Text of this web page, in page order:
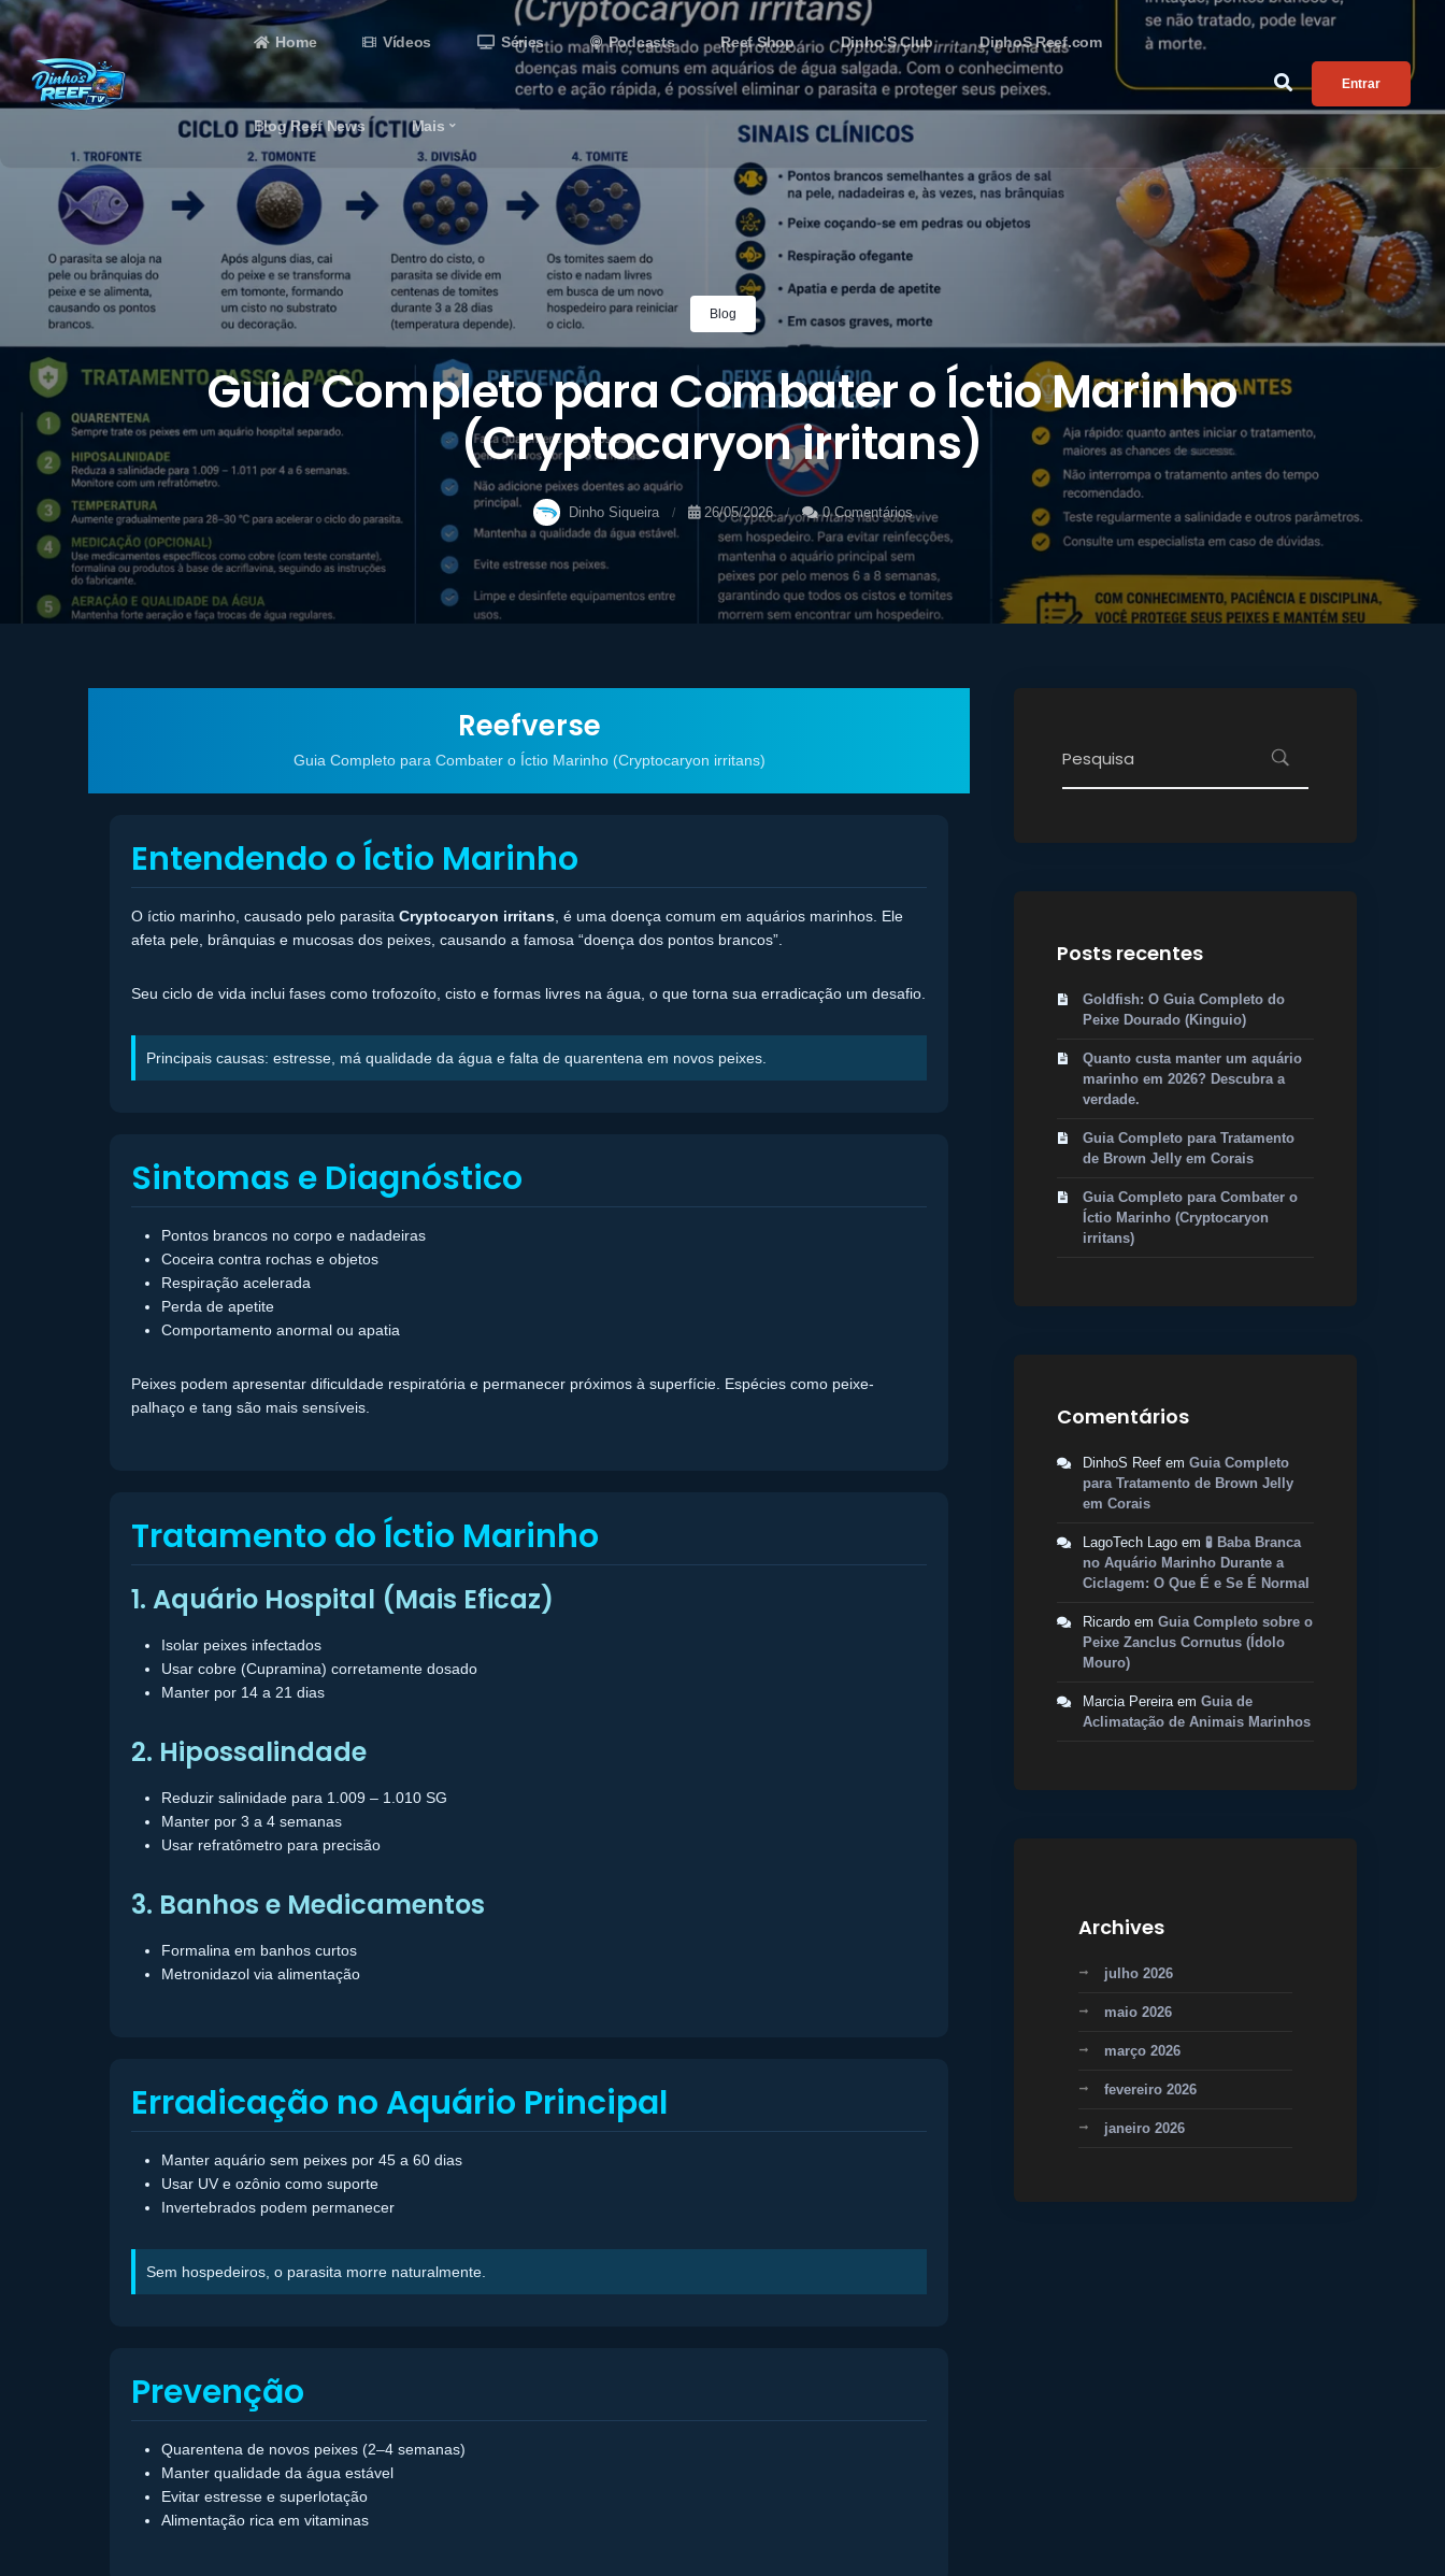
Home Vídeos Séries Podcasts Reef Shop Dinho’S Club DinhoS Reef.com
Blog Reef News Mais
Entrar
Blog
Guia Completo para Combater o Íctio Marinho
(Cryptocaryon irritans)
Dinho Siqueira 26/05/2026 0 Comentários
Reefverse
Guia Completo para Combater o Íctio Marinho (Cryptocaryon irritans)
Entendendo o Íctio Marinho
O íctio marinho, causado pelo parasita Cryptocaryon irritans , é uma doença comum em aquários marinhos. Ele
afeta pele, brânquias e mucosas dos peixes, causando a famosa “doença dos pontos brancos”.
Seu ciclo de vida inclui fases como trofozoíto, cisto e formas livres na água, o que torna sua erradicação um desafio.
Principais causas: estresse, má qualidade da água e falta de quarentena em novos peixes.
Sintomas e Diagnóstico
Pontos brancos no corpo e nadadeiras
Coceira contra rochas e objetos
Respiração acelerada
Perda de apetite
Comportamento anormal ou apatia
Peixes podem apresentar dificuldade respiratória e permanecer próximos à superfície. Espécies como peixe-
palhaço e tang são mais sensíveis.
Tratamento do Íctio Marinho
1. Aquário Hospital (Mais Eficaz)
Isolar peixes infectados
Usar cobre (Cupramina) corretamente dosado
Manter por 14 a 21 dias
2. Hipossalindade
Reduzir salinidade para 1.009 – 1.010 SG
Manter por 3 a 4 semanas
Usar refratômetro para precisão
3. Banhos e Medicamentos
Formalina em banhos curtos
Metronidazol via alimentação
Erradicação no Aquário Principal
Manter aquário sem peixes por 45 a 60 dias
Usar UV e ozônio como suporte
Invertebrados podem permanecer
Sem hospedeiros, o parasita morre naturalmente.
Prevenção
Quarentena de novos peixes (2–4 semanas)
Manter qualidade da água estável
Evitar estresse e superlotação
Alimentação rica em vitaminas
Posts recentes
Goldfish: O Guia Completo do
Peixe Dourado (Kinguio)
Quanto custa manter um aquário
marinho em 2026? Descubra a
verdade.
Guia Completo para Tratamento
de Brown Jelly em Corais
Guia Completo para Combater o
Íctio Marinho (Cryptocaryon
irritans)
Comentários
DinhoS Reef emGuia Completo
para Tratamento de Brown Jelly
em Corais
LagoTech Lago em 🧪 Baba Branca
no Aquário Marinho Durante a
Ciclagem: O Que É e Se É Normal
Ricardo emGuia Completo sobre o
Peixe Zanclus Cornutus (Ídolo
Mouro)
Marcia PereiraemGuia de
Aclimatação de Animais Marinhos
Archives
julho 2026
maio 2026
março 2026
fevereiro 2026
janeiro 2026